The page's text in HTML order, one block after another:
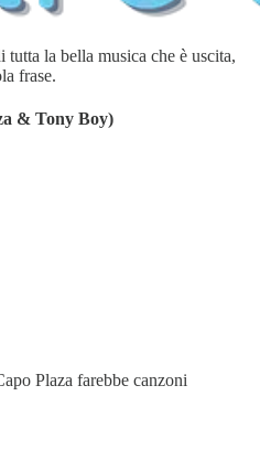
la bella musica che è uscita,
frase.
& Tony Boy)
Plaza farebbe canzoni